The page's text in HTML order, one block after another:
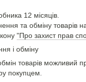
12 місяців.
та обміну товарів
"Про захист прав
і обміну
товарів можливий
покупцем.